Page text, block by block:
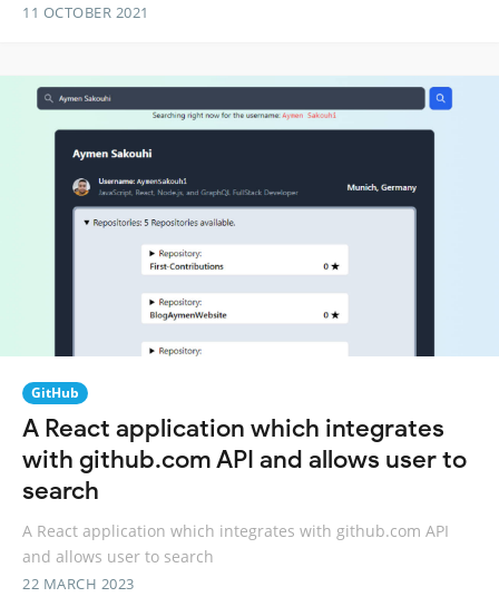
11 OCTOBER 2021
GitHub
A React application which integrates
with github.com API and allows user to
search
A React application which integrates with github.com API
and allows user to search
22 MARCH 2023